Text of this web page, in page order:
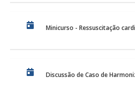
Minicurso - Ressuscitação
Discussão de Caso de